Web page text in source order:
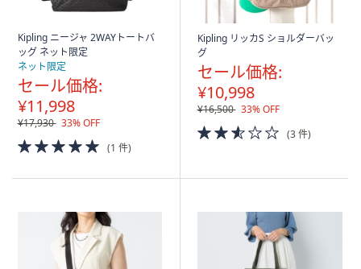
Kipling ニージャ 2WAYトートバ
ッグ ネット限定
ネット限定
セール価格:
¥11,998
¥17,930 33% OFF
5.0
of
(1 件)
Kipling リッカS ショルダーバッ
グ
セール価格:
¥10,998
¥16,500 33% OFF
2.5
of
(3 件)